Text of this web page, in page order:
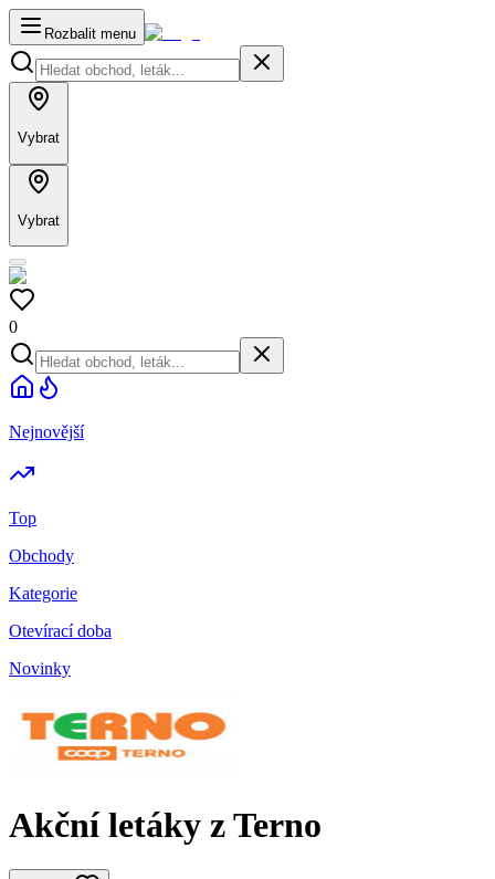
Rozbalit menu
Vybrat
Vybrat
0
Nejnovější
Top
Obchody
Kategorie
Otevírací doba
Novinky
Akční letáky z Terno